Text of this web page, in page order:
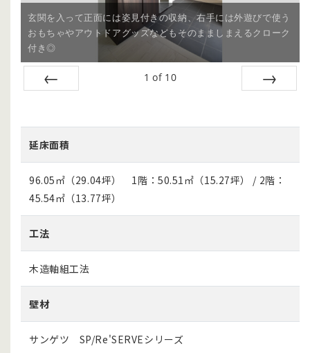
玄関を入って正面には姿見付きの収納、右手には外遊びで使う
おもちゃやアウトドアグッズなどもそのまましまえるクローク
付き◎
1 of 10
延床面積
96.05㎡（29.04坪） 1階：50.51㎡（15.27坪） / 2階：
45.54㎡（13.77坪）
工法
木造軸組工法
壁材
サンゲツ SP/Re'SERVEシリーズ